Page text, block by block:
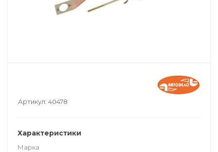
Артикул: 40478
Характеристики
Марка